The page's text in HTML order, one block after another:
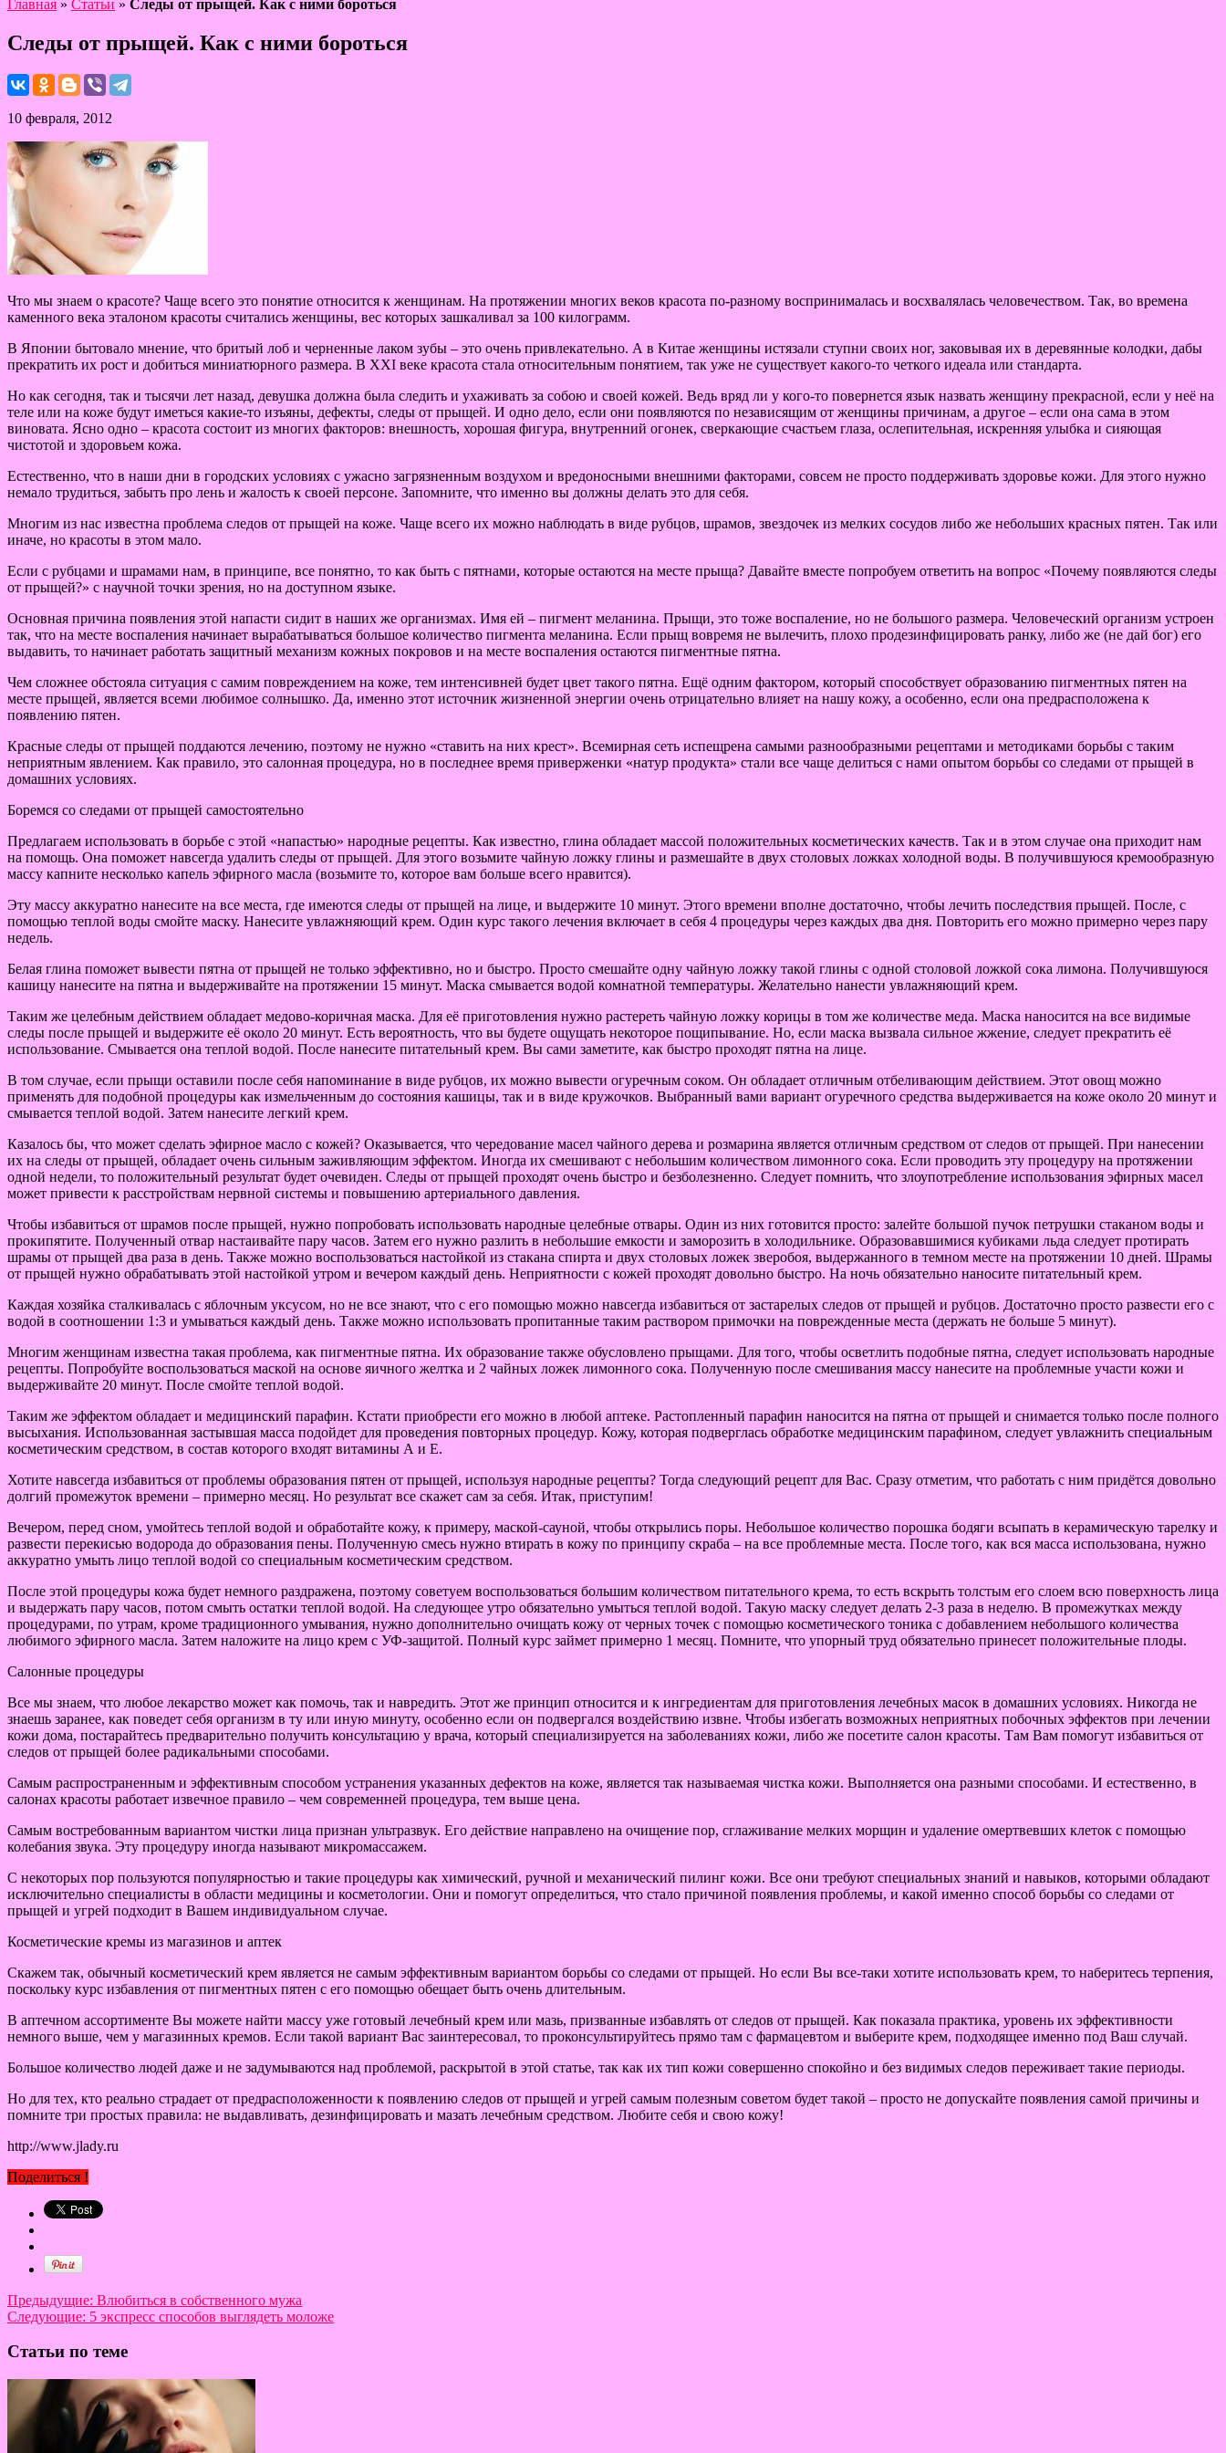
Главная » Статьи » Следы от прыщей. Как с ними бороться
Следы от прыщей. Как с ними бороться
10 февраля, 2012
Что мы знаем о красоте? Чаще всего это понятие относится к женщинам. На протяжении многих веков красота по-разному воспринималась и восхвалялась человечеством. Так, во времена
каменного века эталоном красоты считались женщины, вес которых зашкаливал за 100 килограмм.
В Японии бытовало мнение, что бритый лоб и черненные лаком зубы – это очень привлекательно. А в Китае женщины истязали ступни своих ног, заковывая их в деревянные колодки, дабы
прекратить их рост и добиться миниатюрного размера. В ХХІ веке красота стала относительным понятием, так уже не существует какого-то четкого идеала или стандарта.
Но как сегодня, так и тысячи лет назад, девушка должна была следить и ухаживать за собою и своей кожей. Ведь вряд ли у кого-то повернется язык назвать женщину прекрасной, если у неё на
теле или на коже будут иметься какие-то изъяны, дефекты, следы от прыщей. И одно дело, если они появляются по независящим от женщины причинам, а другое – если она сама в этом
виновата. Ясно одно – красота состоит из многих факторов: внешность, хорошая фигура, внутренний огонек, сверкающие счастьем глаза, ослепительная, искренняя улыбка и сияющая
чистотой и здоровьем кожа.
Естественно, что в наши дни в городских условиях с ужасно загрязненным воздухом и вредоносными внешними факторами, совсем не просто поддерживать здоровье кожи. Для этого нужно
немало трудиться, забыть про лень и жалость к своей персоне. Запомните, что именно вы должны делать это для себя.
Многим из нас известна проблема следов от прыщей на коже. Чаще всего их можно наблюдать в виде рубцов, шрамов, звездочек из мелких сосудов либо же небольших красных пятен. Так или
иначе, но красоты в этом мало.
Если с рубцами и шрамами нам, в принципе, все понятно, то как быть с пятнами, которые остаются на месте прыща? Давайте вместе попробуем ответить на вопрос «Почему появляются следы
от прыщей?» с научной точки зрения, но на доступном языке.
Основная причина появления этой напасти сидит в наших же организмах. Имя ей – пигмент меланина. Прыщи, это тоже воспаление, но не большого размера. Человеческий организм устроен
так, что на месте воспаления начинает вырабатываться большое количество пигмента меланина. Если прыщ вовремя не вылечить, плохо продезинфицировать ранку, либо же (не дай бог) его
выдавить, то начинает работать защитный механизм кожных покровов и на месте воспаления остаются пигментные пятна.
Чем сложнее обстояла ситуация с самим повреждением на коже, тем интенсивней будет цвет такого пятна. Ещё одним фактором, который способствует образованию пигментных пятен на
месте прыщей, является всеми любимое солнышко. Да, именно этот источник жизненной энергии очень отрицательно влияет на нашу кожу, а особенно, если она предрасположена к
появлению пятен.
Красные следы от прыщей поддаются лечению, поэтому не нужно «ставить на них крест». Всемирная сеть испещрена самыми разнообразными рецептами и методиками борьбы с таким
неприятным явлением. Как правило, это салонная процедура, но в последнее время приверженки «натур продукта» стали все чаще делиться с нами опытом борьбы со следами от прыщей в
домашних условиях.
Боремся со следами от прыщей самостоятельно
Предлагаем использовать в борьбе с этой «напастью» народные рецепты. Как известно, глина обладает массой положительных косметических качеств. Так и в этом случае она приходит нам
на помощь. Она поможет навсегда удалить следы от прыщей. Для этого возьмите чайную ложку глины и размешайте в двух столовых ложках холодной воды. В получившуюся кремообразную
массу капните несколько капель эфирного масла (возьмите то, которое вам больше всего нравится).
Эту массу аккуратно нанесите на все места, где имеются следы от прыщей на лице, и выдержите 10 минут. Этого времени вполне достаточно, чтобы лечить последствия прыщей. После, с
помощью теплой воды смойте маску. Нанесите увлажняющий крем. Один курс такого лечения включает в себя 4 процедуры через каждых два дня. Повторить его можно примерно через пару
недель.
Белая глина поможет вывести пятна от прыщей не только эффективно, но и быстро. Просто смешайте одну чайную ложку такой глины с одной столовой ложкой сока лимона. Получившуюся
кашицу нанесите на пятна и выдерживайте на протяжении 15 минут. Маска смывается водой комнатной температуры. Желательно нанести увлажняющий крем.
Таким же целебным действием обладает медово-коричная маска. Для её приготовления нужно растереть чайную ложку корицы в том же количестве меда. Маска наносится на все видимые
следы после прыщей и выдержите её около 20 минут. Есть вероятность, что вы будете ощущать некоторое пощипывание. Но, если маска вызвала сильное жжение, следует прекратить её
использование. Смывается она теплой водой. После нанесите питательный крем. Вы сами заметите, как быстро проходят пятна на лице.
В том случае, если прыщи оставили после себя напоминание в виде рубцов, их можно вывести огуречным соком. Он обладает отличным отбеливающим действием. Этот овощ можно
применять для подобной процедуры как измельченным до состояния кашицы, так и в виде кружочков. Выбранный вами вариант огуречного средства выдерживается на коже около 20 минут и
смывается теплой водой. Затем нанесите легкий крем.
Казалось бы, что может сделать эфирное масло с кожей? Оказывается, что чередование масел чайного дерева и розмарина является отличным средством от следов от прыщей. При нанесении
их на следы от прыщей, обладает очень сильным заживляющим эффектом. Иногда их смешивают с небольшим количеством лимонного сока. Если проводить эту процедуру на протяжении
одной недели, то положительный результат будет очевиден. Следы от прыщей проходят очень быстро и безболезненно. Следует помнить, что злоупотребление использования эфирных масел
может привести к расстройствам нервной системы и повышению артериального давления.
Чтобы избавиться от шрамов после прыщей, нужно попробовать использовать народные целебные отвары. Один из них готовится просто: залейте большой пучок петрушки стаканом воды и
прокипятите. Полученный отвар настаивайте пару часов. Затем его нужно разлить в небольшие емкости и заморозить в холодильнике. Образовавшимися кубиками льда следует протирать
шрамы от прыщей два раза в день. Также можно воспользоваться настойкой из стакана спирта и двух столовых ложек зверобоя, выдержанного в темном месте на протяжении 10 дней. Шрамы
от прыщей нужно обрабатывать этой настойкой утром и вечером каждый день. Неприятности с кожей проходят довольно быстро. На ночь обязательно наносите питательный крем.
Каждая хозяйка сталкивалась с яблочным уксусом, но не все знают, что с его помощью можно навсегда избавиться от застарелых следов от прыщей и рубцов. Достаточно просто развести его с
водой в соотношении 1:3 и умываться каждый день. Также можно использовать пропитанные таким раствором примочки на поврежденные места (держать не больше 5 минут).
Многим женщинам известна такая проблема, как пигментные пятна. Их образование также обусловлено прыщами. Для того, чтобы осветлить подобные пятна, следует использовать народные
рецепты. Попробуйте воспользоваться маской на основе яичного желтка и 2 чайных ложек лимонного сока. Полученную после смешивания массу нанесите на проблемные участи кожи и
выдерживайте 20 минут. После смойте теплой водой.
Таким же эффектом обладает и медицинский парафин. Кстати приобрести его можно в любой аптеке. Растопленный парафин наносится на пятна от прыщей и снимается только после полного
высыхания. Использованная застывшая масса подойдет для проведения повторных процедур. Кожу, которая подверглась обработке медицинским парафином, следует увлажнить специальным
косметическим средством, в состав которого входят витамины А и Е.
Хотите навсегда избавиться от проблемы образования пятен от прыщей, используя народные рецепты? Тогда следующий рецепт для Вас. Сразу отметим, что работать с ним придётся довольно
долгий промежуток времени – примерно месяц. Но результат все скажет сам за себя. Итак, приступим!
Вечером, перед сном, умойтесь теплой водой и обработайте кожу, к примеру, маской-сауной, чтобы открылись поры. Небольшое количество порошка бодяги всыпать в керамическую тарелку и
развести перекисью водорода до образования пены. Полученную смесь нужно втирать в кожу по принципу скраба – на все проблемные места. После того, как вся масса использована, нужно
аккуратно умыть лицо теплой водой со специальным косметическим средством.
После этой процедуры кожа будет немного раздражена, поэтому советуем воспользоваться большим количеством питательного крема, то есть вскрыть толстым его слоем всю поверхность лица
и выдержать пару часов, потом смыть остатки теплой водой. На следующее утро обязательно умыться теплой водой. Такую маску следует делать 2-3 раза в неделю. В промежутках между
процедурами, по утрам, кроме традиционного умывания, нужно дополнительно очищать кожу от черных точек с помощью косметического тоника с добавлением небольшого количества
любимого эфирного масла. Затем наложите на лицо крем с УФ-защитой. Полный курс займет примерно 1 месяц. Помните, что упорный труд обязательно принесет положительные плоды.
Салонные процедуры
Все мы знаем, что любое лекарство может как помочь, так и навредить. Этот же принцип относится и к ингредиентам для приготовления лечебных масок в домашних условиях. Никогда не
знаешь заранее, как поведет себя организм в ту или иную минуту, особенно если он подвергался воздействию извне. Чтобы избегать возможных неприятных побочных эффектов при лечении
кожи дома, постарайтесь предварительно получить консультацию у врача, который специализируется на заболеваниях кожи, либо же посетите салон красоты. Там Вам помогут избавиться от
следов от прыщей более радикальными способами.
Самым распространенным и эффективным способом устранения указанных дефектов на коже, является так называемая чистка кожи. Выполняется она разными способами. И естественно, в
салонах красоты работает извечное правило – чем современней процедура, тем выше цена.
Самым востребованным вариантом чистки лица признан ультразвук. Его действие направлено на очищение пор, сглаживание мелких морщин и удаление омертвевших клеток с помощью
колебания звука. Эту процедуру иногда называют микромассажем.
С некоторых пор пользуются популярностью и такие процедуры как химический, ручной и механический пилинг кожи. Все они требуют специальных знаний и навыков, которыми обладают
исключительно специалисты в области медицины и косметологии. Они и помогут определиться, что стало причиной появления проблемы, и какой именно способ борьбы со следами от
прыщей и угрей подходит в Вашем индивидуальном случае.
Косметические кремы из магазинов и аптек
Скажем так, обычный косметический крем является не самым эффективным вариантом борьбы со следами от прыщей. Но если Вы все-таки хотите использовать крем, то наберитесь терпения,
поскольку курс избавления от пигментных пятен с его помощью обещает быть очень длительным.
В аптечном ассортименте Вы можете найти массу уже готовый лечебный крем или мазь, призванные избавлять от следов от прыщей. Как показала практика, уровень их эффективности
немного выше, чем у магазинных кремов. Если такой вариант Вас заинтересовал, то проконсультируйтесь прямо там с фармацевтом и выберите крем, подходящее именно под Ваш случай.
Большое количество людей даже и не задумываются над проблемой, раскрытой в этой статье, так как их тип кожи совершенно спокойно и без видимых следов переживает такие периоды.
Но для тех, кто реально страдает от предрасположенности к появлению следов от прыщей и угрей самым полезным советом будет такой – просто не допускайте появления самой причины и
помните три простых правила: не выдавливать, дезинфицировать и мазать лечебным средством. Любите себя и свою кожу!
http://www.jlady.ru
Поделиться !
Предыдущие: Влюбиться в собственного мужа
Следующие: 5 экспресс способов выглядеть моложе
Статьи по теме